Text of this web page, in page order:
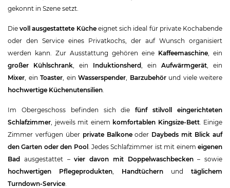
gekonnt in Szene setzt.
Dievoll ausgestattete Kücheeignet sich ideal für private Kochabende
oder den Service eines Privatkochs, der auf Wunsch organisiert
werden kann. Zur Ausstattung gehören eine Kaffeemaschine , ein
großer Kühlschrank , ein Induktionsherd , ein Aufwärmgerät , ein
Mixer , ein Toaster , ein Wasserspender Barzubehörund viele weitere
hochwertige Küchenutensilien
Im Obergeschoss befinden sich diefünf stilvoll eingerichteten
Schlafzimmer , jeweils mit einem komfortablen Kingsize-Bett. Einige
Zimmer verfügen über private Balkoneoder Daybeds mit Blick auf
den Garten oder den Pool. Jedes Schlafzimmer ist mit einemeigenen
Bad ausgestattet –vier davon mit Doppelwaschbecken– sowie
hochwertigen Pflegeprodukten
Handtüchern und täglichem
Turndown-Service